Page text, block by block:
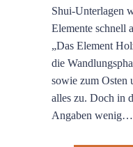
Shui-Unterlagen
Elemente schnell
„Das Element
die
sowie zum Osten
alles zu. Doch in
Angaben